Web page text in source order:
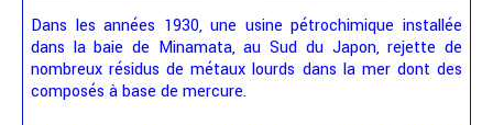
Dans les années 1930, une usine pétrochimique installée
dans la baie de Minamata, au Sud du Japon, rejette de
nombreux résidus de métaux lourds dans la mer dont des
composés à base de mercure.